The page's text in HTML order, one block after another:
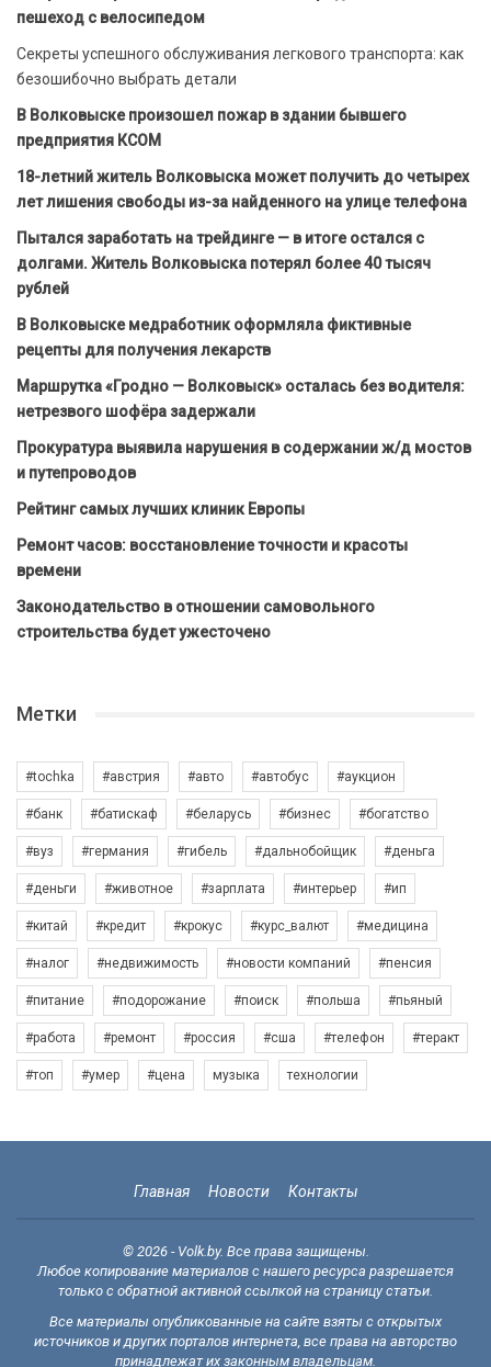
пешеход с велосипедом
Секреты успешного обслуживания легкового транспорта: как
безошибочно выбрать детали
В Волковыске произошел пожар в здании бывшего
предприятия КСОМ
18-летний житель Волковыска может получить до четырех
лет лишения свободы из-за найденного на улице телефона
Пытался заработать на трейдинге — в итоге остался с
долгами. Житель Волковыска потерял более 40 тысяч
рублей
В Волковыске медработник оформляла фиктивные
рецепты для получения лекарств
Маршрутка «Гродно — Волковыск» осталась без водителя:
нетрезвого шофёра задержали
Прокуратура выявила нарушения в содержании ж/д мостов
и путепроводов
Рейтинг самых лучших клиник Европы
Ремонт часов: восстановление точности и красоты
времени
Законодательство в отношении самовольного
строительства будет ужесточено
Метки
#tochka #австрия #авто #автобус #аукцион
#банк #батискаф #беларусь #бизнес #богатство
#вуз #германия #гибель #дальнобойщик #деньга
#деньги #животное #зарплата #интерьер #ип
#китай #кредит #крокус #курс_валют #медицина
#налог #недвижимость #новости компаний #пенсия
#питание #подорожание #поиск #польша #пьяный
#работа #ремонт #россия #сша #телефон #теракт
#топ #умер #цена музыка технологии
Главная Новости Контакты
© 2026 - Volk.by. Все права защищены.
Любое копирование материалов с нашего ресурса разрешается
только с обратной активной ссылкой на страницу статьи.
Все материалы опубликованные на сайте взяты с открытых
источников и других порталов интернета, все права на авторство
принадлежат их законным владельцам.